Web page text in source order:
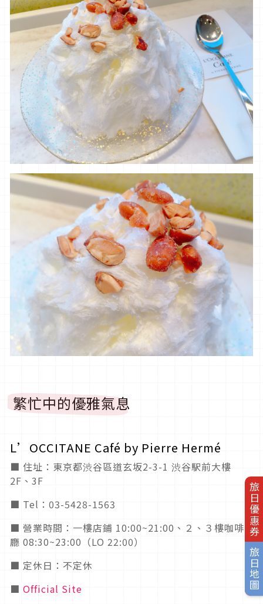
旅日優惠券
旅日地圖
繁忙中的優雅氣息
L’OCCITANE Café by Pierre Hermé
■ 住址：東京都渋谷區道玄坂2-3-1 渋谷駅前大樓
2F、3F
■ Tel：03-5428-1563
■ 營業時間：一樓店鋪 10:00~21:00、２、３樓咖啡
廳 08:30~23:00（LO 22:00）
■ 定休日：不定休
■ Official Site